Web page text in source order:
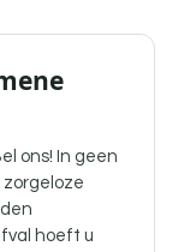
ons! In geen
hoeft u